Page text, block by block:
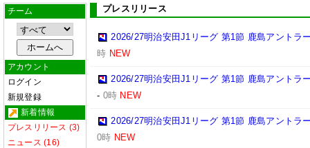
チーム
アカウント
ログイン
新規登録
新着情報
プレスリリース (3)
ニュース (16)
プレスリリース
2026/27明治安田J1リーグ 第1節 鹿島アントラ
時 NEW
2026/27明治安田J1リーグ 第1節 鹿島アントラ
- 0時 NEW
2026/27明治安田J1リーグ 第1節 鹿島アントラ
0時 NEW